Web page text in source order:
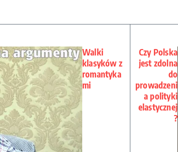
Walki
klasyków z
romantyka
mi
Czy Polska
jest zdolna
do
prowadzeni
a polityki
elastycznej
?